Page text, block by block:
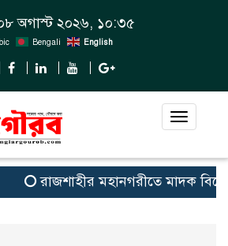
অগাস্ট ২০২৬, ১০:৩৫
Bengali English
Toggle
রাজশাহীর মহানগরীতে মাদক